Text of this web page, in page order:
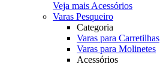
Veja mais Acessórios
Varas Pesqueiro
Categoria
Varas para Carretilhas
Varas para Molinetes
Acessórios